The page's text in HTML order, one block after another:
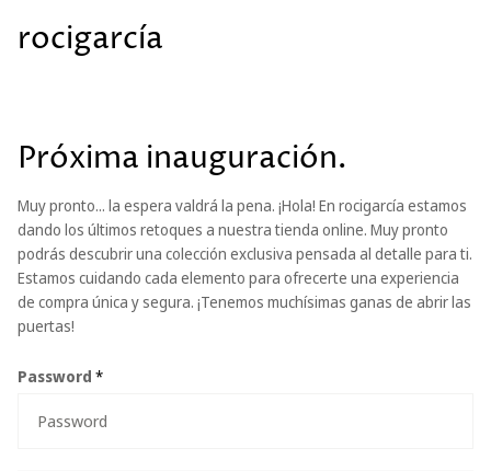
rocigarcía
Próxima inauguración.
Muy pronto... la espera valdrá la pena. ¡Hola! En rocigarcía estamos
dando los últimos retoques a nuestra tienda online. Muy pronto
podrás descubrir una colección exclusiva pensada al detalle para ti.
Estamos cuidando cada elemento para ofrecerte una experiencia
de compra única y segura. ¡Tenemos muchísimas ganas de abrir las
puertas!
Password *